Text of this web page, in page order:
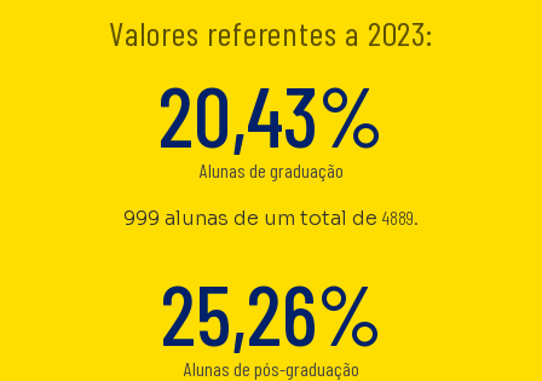
Valores referentes a 2023:
20,43%
Alunas de graduação
999 alunas de um total de 4889.
25,26%
Alunas de pós-graduação